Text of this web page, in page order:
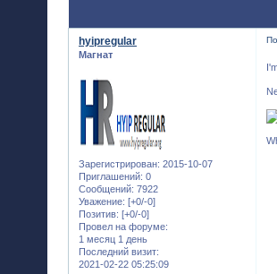
hyipregular
Магнат
Зарегистрирован: 2015-10-07
Приглашений: 0
Сообщений: 7922
Уважение: [+0/-0]
Позитив: [+0/-0]
Провел на форуме:
1 месяц 1 день
Последний визит:
2021-02-22 05:25:09